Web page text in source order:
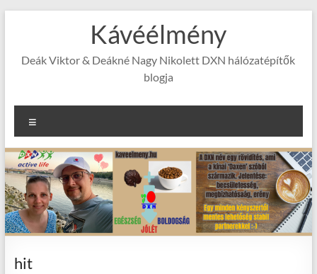
Kávéélmény
Deák Viktor & Deákné Nagy Nikolett DXN hálózatépítők
blogja
hit